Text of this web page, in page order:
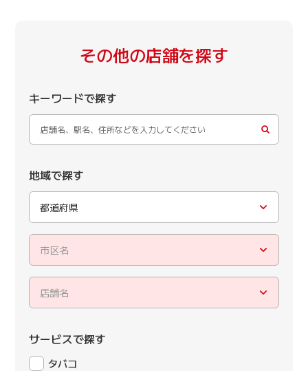
その他の店舗を探す
キーワードで探す
地域で探す
都道府県
市区名
店舗名
サービスで探す
タバコ